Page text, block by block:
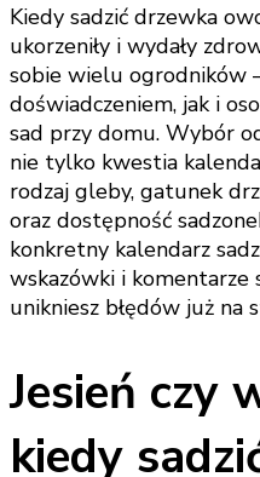
Kiedy sadzić drzewka
ukorzeniły i wydały
sobie wielu ogrodników
doświadczeniem, jak i
sad przy domu. Wybór
nie tylko kwestia
rodzaj gleby, gatunek
oraz dostępność
konkretny kalendarz
wskazówki i
unikniesz błędów już na
Jesień czy
kiedy